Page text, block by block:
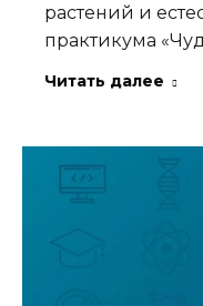
растений и
практикума
Читать далее